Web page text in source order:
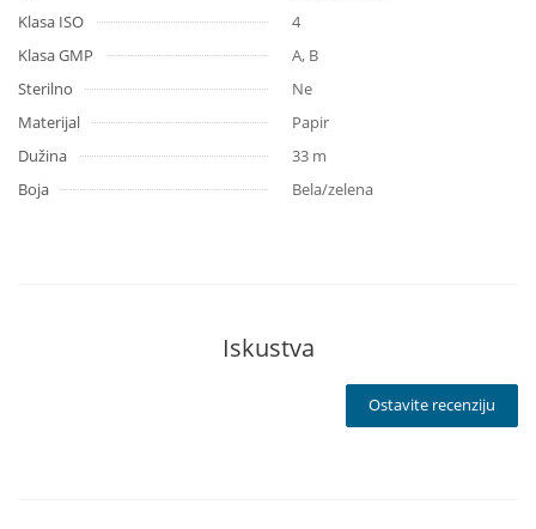
Klasa ISO
4
Klasa GMP
A, B
Sterilno
Ne
Materijal
Papir
Dužina
33 m
Boja
Bela/zelena
Iskustva
Ostavite recenziju